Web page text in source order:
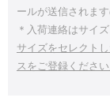
ールが送信されま
＊入荷連絡はサイ
サイズをセレクト
スをご登録ください